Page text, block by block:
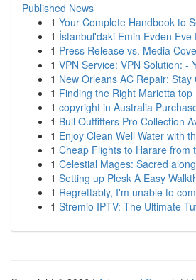
Published News
1 Your Complete Handbook to
1 İstanbul'daki Emin Evden
1 Press Release vs. Media
1 VPN Service: VPN Solution: -
1 New Orleans AC Repair:
1 Finding the Right Marietta
1 copyright in Australia
1 Bull Outfitters Pro Collection
1 Enjoy Clean Well Water with
1 Cheap Flights to Harare from
1 Celestial Mages: Sacred
1 Setting up Plesk A Easy
1 Regrettably, I'm unable to
1 Stremio IPTV: The Ultimate